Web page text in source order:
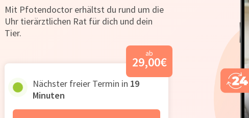
Mit Pfotendoctor erhältst du rund um die
Uhr tierärztlichen Rat für dich und dein
Tier.
ab
29,00€
Nächster freier Termin in 19
Minuten